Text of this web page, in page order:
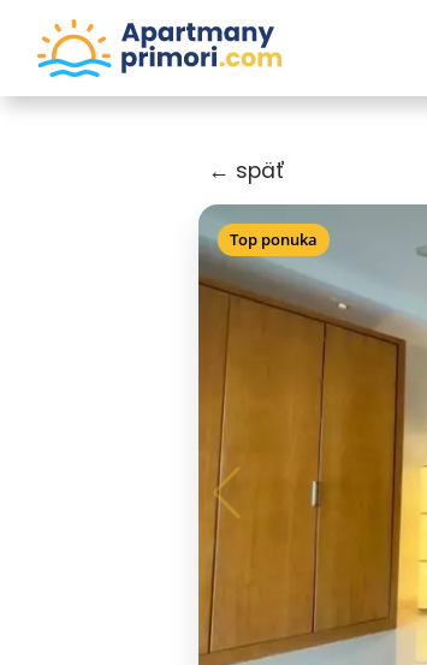
← späť
Top ponuka